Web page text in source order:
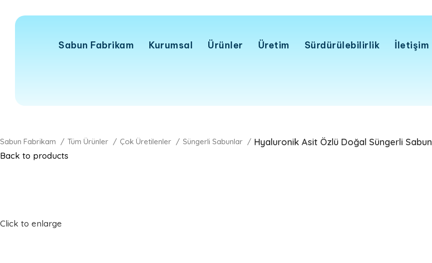
Sabun Fabrikam Kurumsal Ürünler Üretim Sürdürülebilirlik İletişim
Sabun Fabrikam Tüm Ürünler Çok Üretilenler Süngerli Sabunlar Hyaluronik Asit Özlü Doğal Süngerli Sabun
Back to products
Click to enlarge